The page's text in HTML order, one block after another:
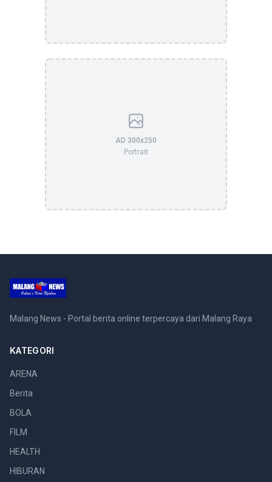
AD 300x250
Portrait
Malang News - Portal berita online terpercaya dari Malang Raya
KATEGORI
ARENA
Berita
BOLA
FILM
HEALTH
HIBURAN